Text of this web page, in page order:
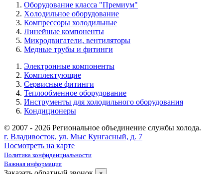
Оборудование класса "Премиум"
Xолодильное оборудование
Компрессоры холодильные
Линейные компоненты
Микродвигатели, вентиляторы
Медные трубы и фитинги
Электронные компоненты
Комплектующие
Сервисные фитинги
Теплообменное оборудование
Инструменты для холодильного оборудования
Кондиционеры
© 2007 - 2026 Региональное объединение службы холода.
г. Владивосток, ул. Мыс Кунгасный, д. 7
Посмотреть на карте
Политика конфиденциальности
Важная информация